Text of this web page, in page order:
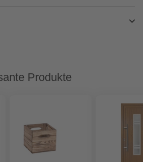
Produkte